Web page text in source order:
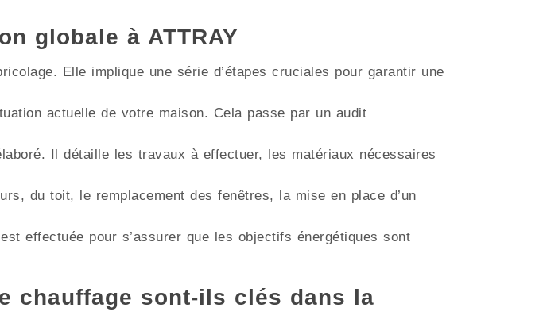
globale à ATTRAY
Elle implique une série d’étapes cruciales pour garantir une
actuelle de votre maison. Cela passe par un audit
Il détaille les travaux à effectuer, les matériaux nécessaires
du toit, le remplacement des fenêtres, la mise en place d’un
effectuée pour s’assurer que les objectifs énergétiques sont
chauffage sont-ils clés dans la